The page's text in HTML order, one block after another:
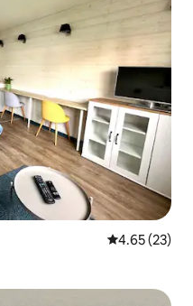
Calificación
4.65 (23)